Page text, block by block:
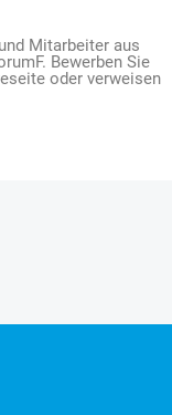
Mitarbeiter aus
Bewerben Sie
oder verweisen